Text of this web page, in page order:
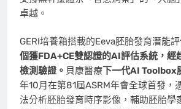
卓越。
GERI培養箱搭載的Eeva胚胎發育潛能
個獲FDA+CE雙認證的AI評估系統，經
檢測驗證。 貝康醫療下一代AI Toolbox
年10月在第81屆ASRM年會全球首發，
法分析胚胎發育時序影像，輔助胚胎學